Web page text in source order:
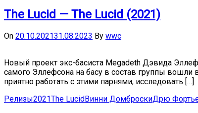
The Lucid — The Lucid (2021)
On 20.10.202131.08.2023 By wwc
Новый проект экс-басиста Megadeth Дэвида
самого Эллефсона на басу в состав группы
приятно работать с этими парнями, исследовать […]
Релизы2021The Lucid Винни ДомброскиДрю